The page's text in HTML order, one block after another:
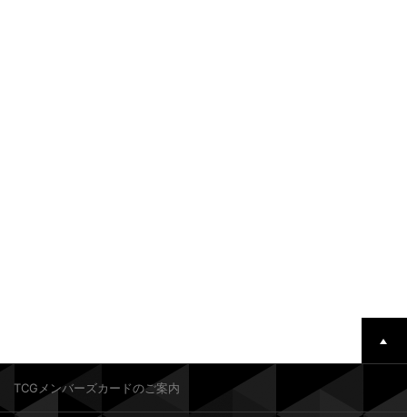
TCGメンバーズカードのご案内